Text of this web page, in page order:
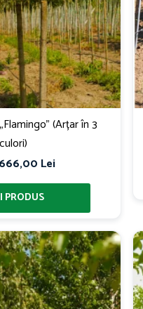
(Arțar în 3
culori)
Lei